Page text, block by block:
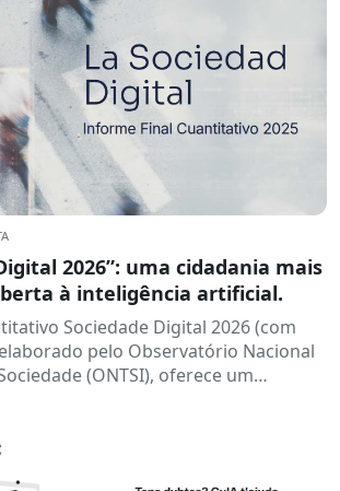
2026”: uma cidadania mais
à inteligência artificial.
Sociedade Digital 2026 (com
pelo Observatório Nacional
(ONTSI), oferece um